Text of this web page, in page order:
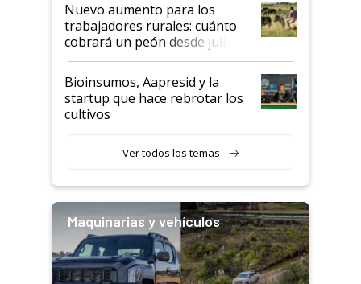
Nuevo aumento para los
trabajadores rurales: cuánto
cobrará un peón desde julio
Bioinsumos, Aapresid y la
startup que hace rebrotar los
cultivos
Ver todos los temas
Maquinarias y vehículos